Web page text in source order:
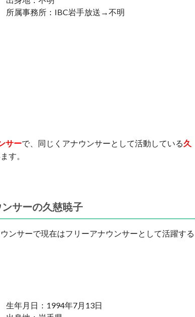
所属事務所：IBC岩手放送→不明
サーで、同じくアナウンサーとして活動している久
す。
サーの久慈暁子
ンサーで現在はフリーアナウンサーとして活躍する
生年月日：1994年7月13日